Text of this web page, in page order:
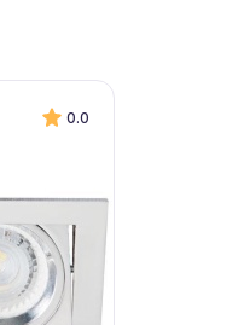
0.0